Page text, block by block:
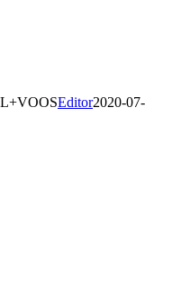
Editor2020-07-